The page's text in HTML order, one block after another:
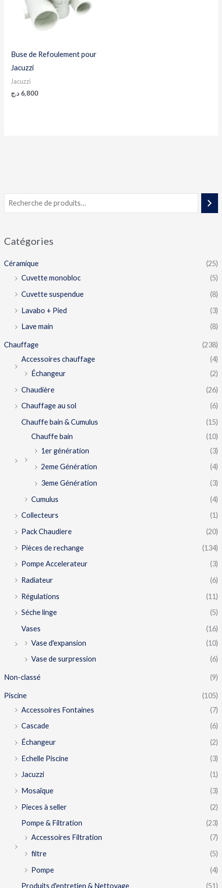
Catégories
Céramique
(25)
Cuvette monobloc
(5)
Cuvette suspendue
(8)
Lavabo + Pied
(3)
Lave main
(8)
Chauffage
(238)
Accessoires chauffage
(4)
Échangeur
(2)
Chaudière
(26)
Chauffage au sol
(6)
Chauffe bain & Cumulus
(15)
Chauffe bain
(10)
1er génération
(3)
2eme Génération
(4)
3eme Génération
(3)
Cumulus
(4)
Collecteurs
(1)
Pack Chaudiere
(20)
Pièces de rechange
(134)
Pompe Accelerateur
(3)
Radiateur
(6)
Régulations
(11)
Séche linge
(5)
Vases
(16)
Vase d'expansion
(10)
Vase de surpression
(6)
Non-classé (9)
Piscine
(105)
Accessoires Fontaines
(7)
Cascade
(6)
Échangeur
(2)
Echelle Piscine
(3)
Jacuzzi
(1)
Mosaïque
(3)
Pieces à seller
(2)
Pompe & Filtration
(23)
Accessoires Filtration
(7)
filtre
(5)
Pompe
(4)
Produits d'entretien & Nettoyage
(51)
Buse de Refoulement pour
Jacuzzi
Jacuzzi
6,800 د.ج